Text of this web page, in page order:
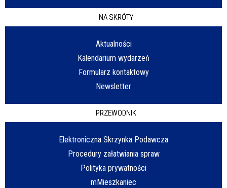
NA SKRÓTY
Aktualności
Kalendarium wydarzeń
Formularz kontaktowy
Newsletter
PRZEWODNIK
Elektroniczna Skrzynka Podawcza
Procedury załatwiania spraw
Polityka prywatności
mMieszkaniec